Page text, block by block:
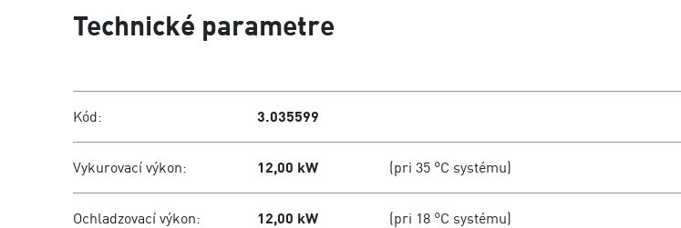
Technické parametre
Kód: 3.035599
Vykurovací výkon: 12,00 kW (pri 35 °C systému)
Ochladzovací výkon: 12,00 kW (pri 18 °C systému)